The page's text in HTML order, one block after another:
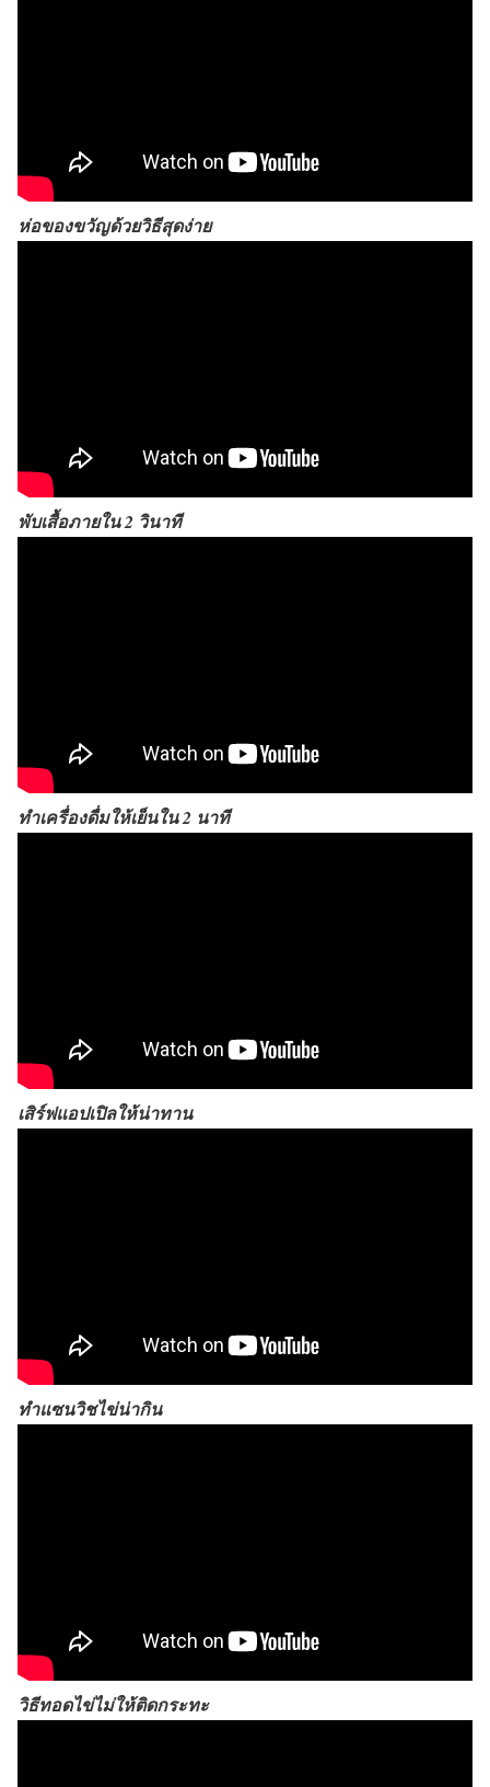
ห่อของขวัญด้วยวิธีสุดง่าย
พับเสื้อภายใน 2 วินาที
ทำเครื่องดื่มให้เย็นใน 2 นาที
เสิร์ฟแอปเปิลให้น่าทาน
ทำแซนวิชไข่น่ากิน
วิธีทอดไข่ไม่ให้ติดกระทะ